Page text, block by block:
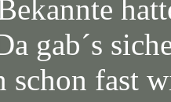
gab´s
schon fast